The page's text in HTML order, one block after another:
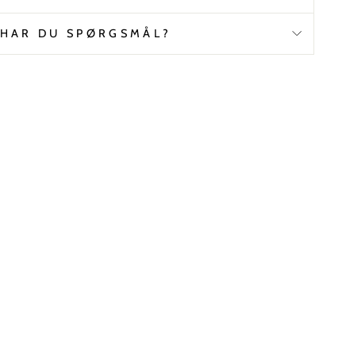
HAR DU SPØRGSMÅL?